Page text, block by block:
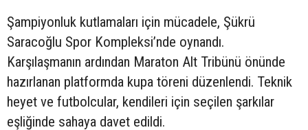
Şampiyonluk kutlamaları için mücadele, Şükrü
Saracoğlu Spor Kompleksi’nde oynandı.
Karşılaşmanın ardından Maraton Alt Tribünü önünde
hazırlanan platformda kupa töreni düzenlendi. Teknik
heyet ve futbolcular, kendileri için seçilen şarkılar
eşliğinde sahaya davet edildi.